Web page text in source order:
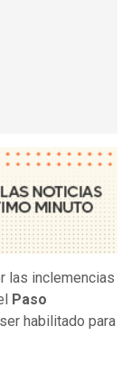
las inclemencias
Paso
habilitado para